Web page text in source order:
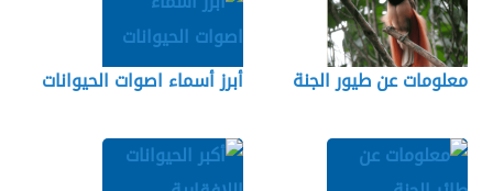
معلومات عن طيور الجنة أبرز أسماء اصوات الحيوانات